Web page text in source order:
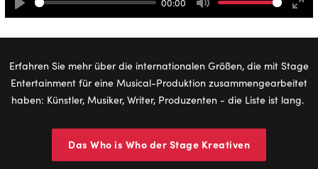
Play
00:00
Mute
Erfahren Sie mehr über die internationalen Größen, die mit Stage
Entertainment für eine Musical-Produktion zusammengearbeitet
haben: Künstler, Musiker, Writer, Produzenten - die Liste ist lang.
Das Who is Who der Stage Kreativen